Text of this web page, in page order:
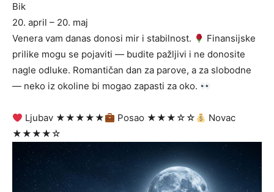
Bik
20. april – 20. maj
Venera vam danas donosi mir i stabilnost.
Finansijske
prilike mogu se pojaviti — budite pažljivi i ne donosite
nagle odluke. Romantičan dan za parove, a za slobodne
— neko iz okoline bi mogao zapasti za oko.
Ljubav ★★★★★ Posao ★★★☆☆
Novac
★★★★☆